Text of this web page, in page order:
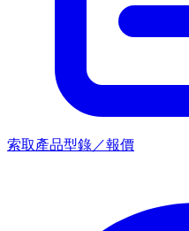
索取產品型錄／報價